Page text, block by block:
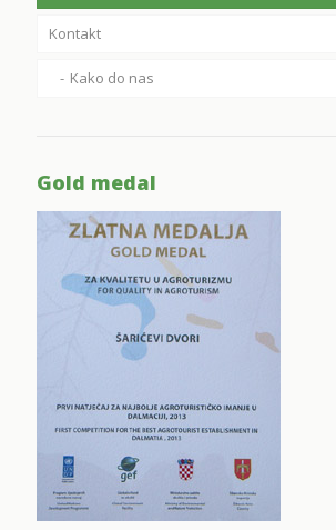
Kontakt
Kako do nas
Gold medal